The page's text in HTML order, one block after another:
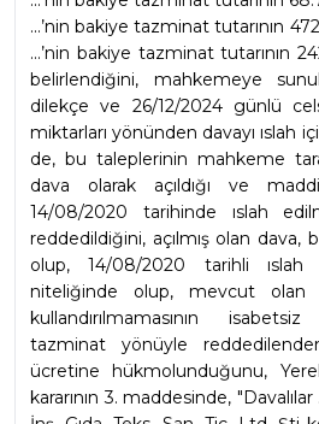
...’nin bakiye tazminat tutarının
...’nin bakiye tazminat tutarının
belirlendiğini, mahkemeye
dilekçe ve 26/12/2024 günlü
miktarları yönünden davayı ıslah
de, bu taleplerinin mahkeme
dava olarak açıldığı ve
14/08/2020 tarihinde ıslah
reddedildiğini, açılmış olan dava,
olup, 14/08/2020 tarihli ıslah
niteliğinde olup, mevcut olan
kullandırılmamasının
tazminat yönüyle
ücretine hükmolunduğunu,
kararının 3. maddesinde,